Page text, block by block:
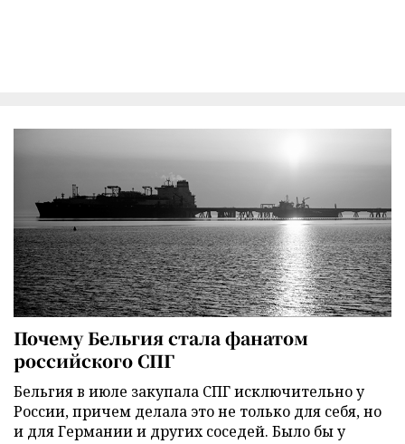
Почему Бельгия стала фанатом
российского СПГ
Бельгия в июле закупала СПГ исключительно у
России, причем делала это не только для себя, но
и для Германии и других соседей. Было бы у